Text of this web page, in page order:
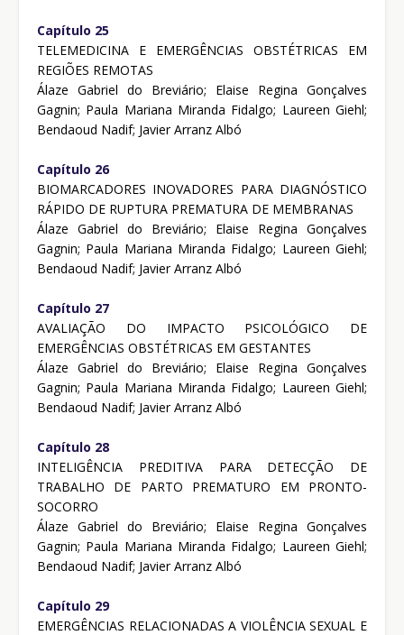
Capítulo 25
TELEMEDICINA E EMERGÊNCIAS OBSTÉTRICAS EM
REGIÕES REMOTAS
Álaze Gabriel do Breviário; Elaise Regina Gonçalves
Gagnin; Paula Mariana Miranda Fidalgo; Laureen Giehl;
Bendaoud Nadif; Javier Arranz Albó
Capítulo 26
BIOMARCADORES INOVADORES PARA DIAGNÓSTICO
RÁPIDO DE RUPTURA PREMATURA DE MEMBRANAS
Álaze Gabriel do Breviário; Elaise Regina Gonçalves
Gagnin; Paula Mariana Miranda Fidalgo; Laureen Giehl;
Bendaoud Nadif; Javier Arranz Albó
Capítulo 27
AVALIAÇÃO DO IMPACTO PSICOLÓGICO DE
EMERGÊNCIAS OBSTÉTRICAS EM GESTANTES
Álaze Gabriel do Breviário; Elaise Regina Gonçalves
Gagnin; Paula Mariana Miranda Fidalgo; Laureen Giehl;
Bendaoud Nadif; Javier Arranz Albó
Capítulo 28
INTELIGÊNCIA PREDITIVA PARA DETECÇÃO DE
TRABALHO DE PARTO PREMATURO EM PRONTO-
SOCORRO
Álaze Gabriel do Breviário; Elaise Regina Gonçalves
Gagnin; Paula Mariana Miranda Fidalgo; Laureen Giehl;
Bendaoud Nadif; Javier Arranz Albó
Capítulo 29
EMERGÊNCIAS RELACIONADAS A VIOLÊNCIA SEXUAL E